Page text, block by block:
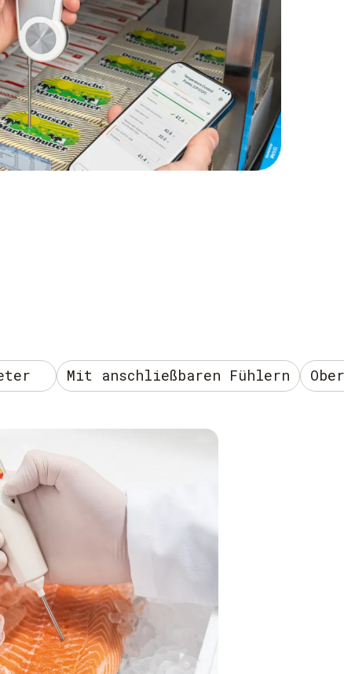
Mit anschließbaren Fühlern